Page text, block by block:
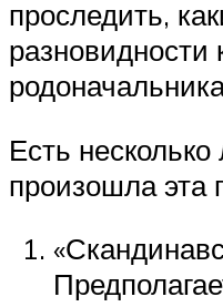
проследить,
Есть несколько
произошла эта